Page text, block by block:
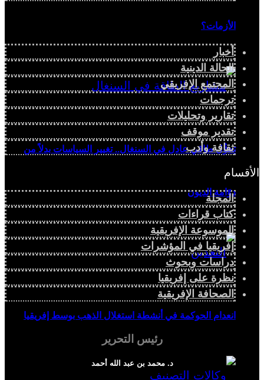
الأزمات؟
تحوُّل طاقي عادل في السنغال.. تغيير السياسات بدلاً من
دوّامة الديون
انعدام الحوكمة في أنشطة استغلال الذهب بوسط إفريقيا
أخبار
الحالة الدينية
المجتمع الإفريقي
ترجمات
تقارير وتحليلات
تقدير موقف
ثقافة وأدب
الأقسام
المجلة
كتاب قراءات
الموسوعة الإفريقية
إفريقيا في المؤشرات
دراسات وبحوث
نظرة على إفريقيا
الصحافة الإفريقية
رئيس التحرير
د. محمد بن عبد الله أحمد